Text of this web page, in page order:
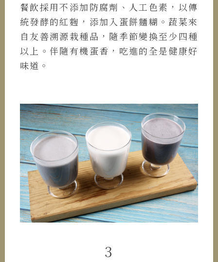
餐飲採用不添加防腐劑、人工色素，以傳
統發酵的紅麴，添加入蛋餅麵糊。蔬菜來
自友善溯源栽種品，隨季節變換至少四種
以上。伴隨有機蛋香，吃進的全是健康好
味道。
3